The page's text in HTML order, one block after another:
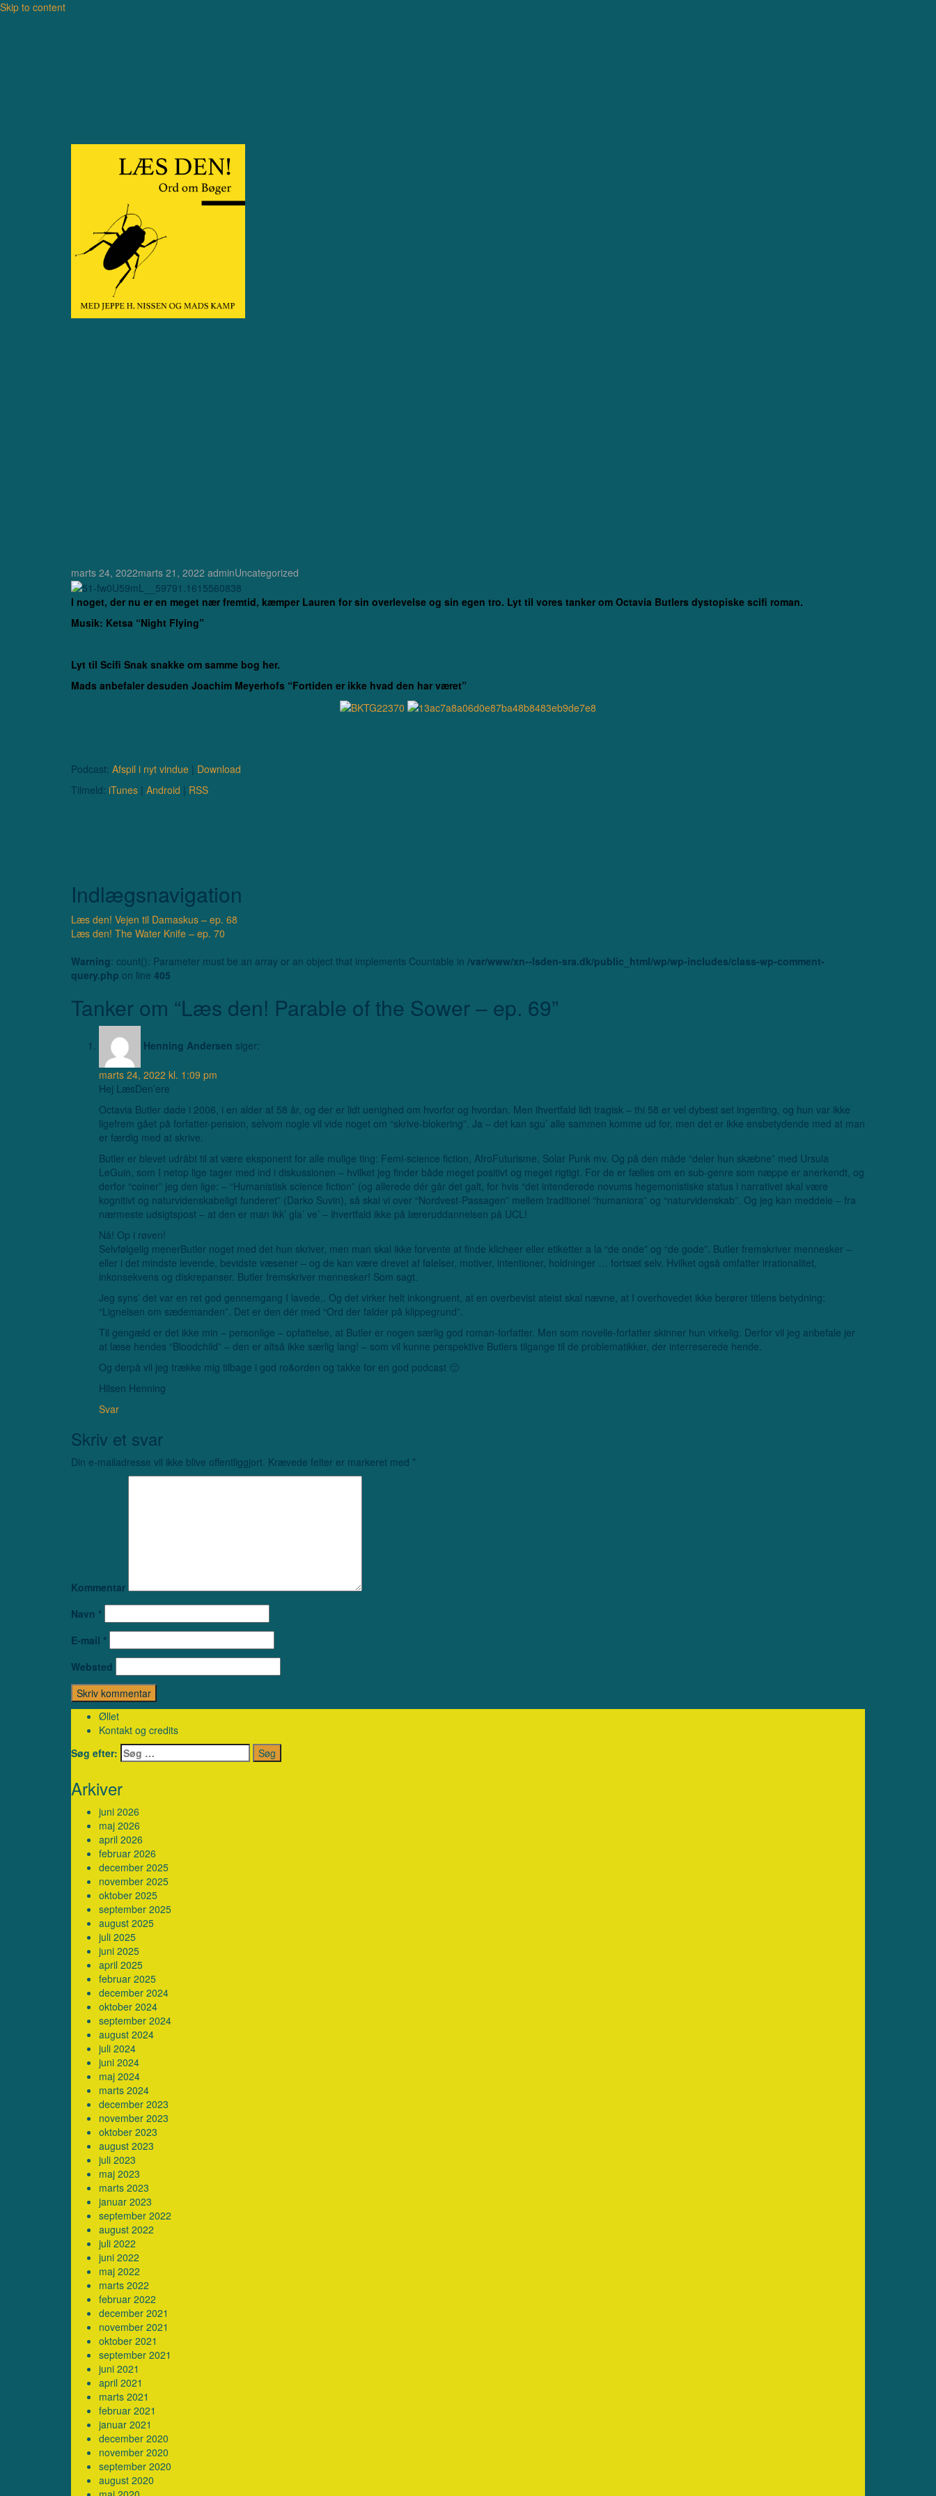
Skip to content
marts 24, 2022marts 21, 2022 adminUncategorized
I noget, der nu er en meget nær fremtid, kæmper Lauren for sin overlevelse og sin egen tro. Lyt til vores tanker om Octavia Butlers dystopiske scifi roman.
Musik: Ketsa “Night Flying”
Lyt til Scifi Snak snakke om samme bog her.
Mads anbefaler desuden Joachim Meyerhofs “Fortiden er ikke hvad den har været”
Podcast: Afspil i nyt vindue | Download
Tilmeld: iTunes | Android | RSS
Indlægsnavigation
Læs den! Vejen til Damaskus – ep. 68
Læs den! The Water Knife – ep. 70
Warning: count(): Parameter must be an array or an object that implements Countable in /var/www/xn--lsden-sra.dk/public_html/wp/wp-includes/class-wp-comment-
query.php on line 405
Tanker om “Læs den! Parable of the Sower – ep. 69”
Henning Andersen siger:
marts 24, 2022 kl. 1:09 pm
Hej LæsDen’ere
Octavia Butler døde i 2006, i en alder af 58 år, og der er lidt uenighed om hvorfor og hvordan. Men ihvertfald lidt tragisk – thi 58 er vel dybest set ingenting, og hun var ikke
ligefrem gået på forfatter-pension, selvom nogle vil vide noget om “skrive-blokering”. Ja – det kan sgu’ alle sammen komme ud for, men det er ikke ensbetydende med at man
er færdig med at skrive.
Butler er blevet udråbt til at være eksponent for alle mulige ting: Femi-science fiction, AfroFuturisme, Solar Punk mv. Og på den måde “deler hun skæbne” med Ursula
LeGuin, som I netop lige tager med ind i diskussionen – hvilket jeg finder både meget positivt og meget rigtigt. For de er fælles om en sub-genre som næppe er anerkendt, og
derfor “coiner” jeg den lige: – “Humanistisk science fiction” (og allerede dér går det galt, for hvis “det intenderede novums hegemonistiske status i narrativet skal være
kognitivt og naturvidenskabeligt funderet” (Darko Suvin), så skal vi over “Nordvest-Passagen” mellem traditionel “humaniora” og “naturvidenskab”. Og jeg kan meddele – fra
nærmeste udsigtspost – at den er man ikk’ gla’ ve’ – ihvertfald ikke på læreruddannelsen på UCL!
Nå! Op i røven!
Selvfølgelig menerButler noget med det hun skriver, men man skal ikke forvente at finde klicheer eller etiketter a la “de onde” og “de gode”. Butler fremskriver mennesker –
eller i det mindste levende, bevidste væsener – og de kan være drevet af følelser, motiver, intentioner, holdninger … fortsæt selv. Hvilket også omfatter irrationalitet,
inkonsekvens og diskrepanser. Butler fremskriver mennesker! Som sagt.
Jeg syns’ det var en ret god gennemgang I lavede,. Og det virker helt inkongruent, at en overbevist ateist skal nævne, at I overhovedet ikke berører titlens betydning:
“Lignelsen om sædemanden”. Det er den dér med “Ord der falder på klippegrund”.
Til gengæld er det ikke min – personlige – opfattelse, at Butler er nogen særlig god roman-forfatter. Men som novelle-forfatter skinner hun virkelig. Derfor vil jeg anbefale jer
at læse hendes “Bloodchild” – den er altså ikke særlig lang! – som vil kunne perspektive Butlers tilgange til de problematikker, der interreserede hende.
Og derpå vil jeg trække mig tilbage i god ro&orden og takke for en god podcast 🙂
Hilsen Henning
Svar
Skriv et svar
Din e-mailadresse vil ikke blive offentliggjort. Krævede felter er markeret med *
Kommentar
Navn *
E-mail *
Websted
Øllet
Kontakt og credits
Søg efter:
Arkiver
juni 2026
maj 2026
april 2026
februar 2026
december 2025
november 2025
oktober 2025
september 2025
august 2025
juli 2025
juni 2025
april 2025
februar 2025
december 2024
oktober 2024
september 2024
august 2024
juli 2024
juni 2024
maj 2024
marts 2024
december 2023
november 2023
oktober 2023
august 2023
juli 2023
maj 2023
marts 2023
januar 2023
september 2022
august 2022
juli 2022
juni 2022
maj 2022
marts 2022
februar 2022
december 2021
november 2021
oktober 2021
september 2021
juni 2021
april 2021
marts 2021
februar 2021
januar 2021
december 2020
november 2020
september 2020
august 2020